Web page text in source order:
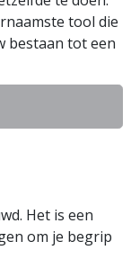
tool die
bestaan tot een
Het is een
om je begrip